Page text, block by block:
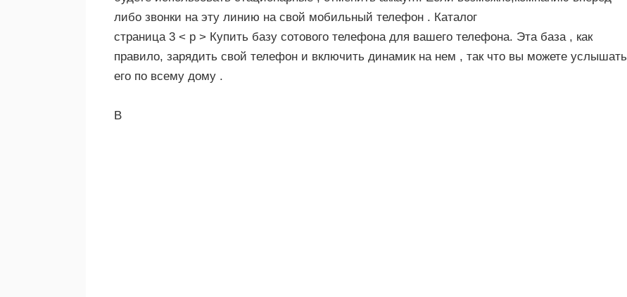
либо звонки на эту линию на свой мобильный телефон . Каталог
страница 3 < р > Купить базу сотового телефона для вашего телефона. Эта база , как
правило, зарядить свой телефон и включить динамик на нем , так что вы можете услышать
его по всему дому .
В